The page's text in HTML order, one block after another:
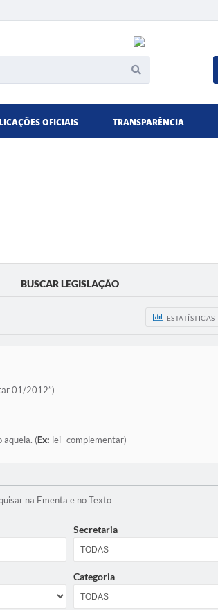
OFICIAIS TRANSPARÊNCIA
BUSCAR LEGISLAÇÃO
ESTATÍSTICAS
01/2012”)
aquela. (Ex: lei -complementar)
na Ementa e no Texto
Secretaria
Categoria